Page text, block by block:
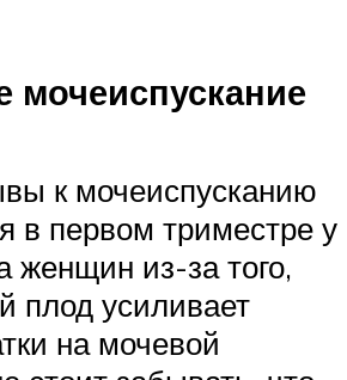
мочеиспускание
к мочеиспусканию
в первом триместре у
женщин из-за того,
плод усиливает
на мочевой